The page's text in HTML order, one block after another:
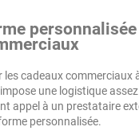
les cadeaux commerciaux
une logistique
appel à un prestataire
personnalisée.